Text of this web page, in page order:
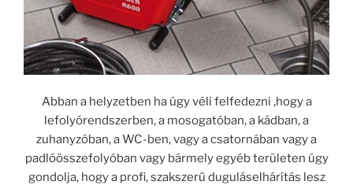
Abban a helyzetben ha úgy véli felfedezni ,hogy a
lefolyórendszerben, a mosogatóban, a kádban, a
zuhanyzóban, a WC-ben, vagy a csatornában vagy a
padlóösszefolyóban vagy bármely egyéb területen úgy
gondolja, hogy a profi, szakszerű duguláselhárítás lesz